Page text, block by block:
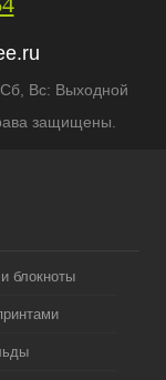
блокноты
Вс: Выходной
защищены.